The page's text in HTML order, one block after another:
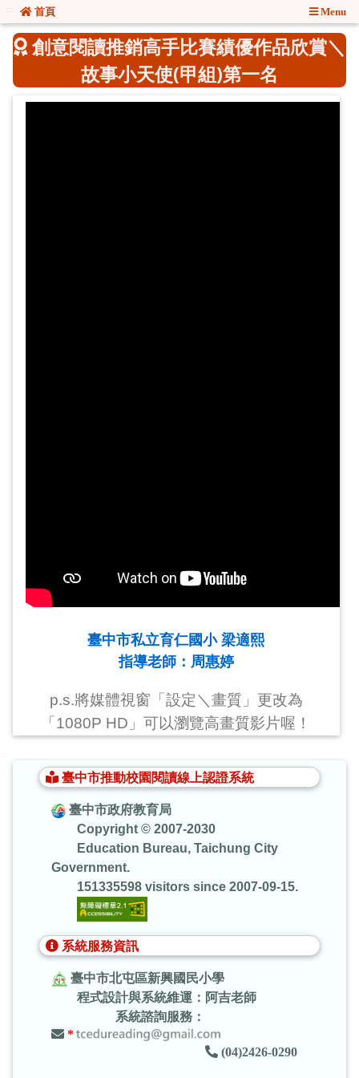
::: 首頁 Menu
創意閱讀推銷高手比賽績優作品欣賞＼
故事小天使(甲組)第一名
臺中市私立育仁國小 梁適熙
指導老師：周惠婷
p.s.將媒體視窗「設定＼畫質」更改為
「1080P HD」可以瀏覽高畫質影片喔！
臺中市推動校園閱讀線上認證系統
臺中市政府教育局
Copyright © 2007-2030
Education Bureau, Taichung City
Government.
151335598 visitors since 2007-09-15.
系統服務資訊
臺中市北屯區新興國民小學
程式設計與系統維運：阿吉老師
系統諮詢服務：
*
(04)2426-0290